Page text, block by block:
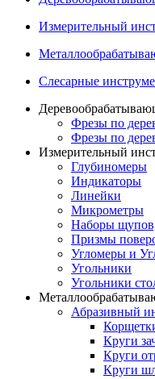
Измерительный
Слесарные
Фрезы по
Фрезы по
Измерительный
Глубиномеры
Индикаторы
Линейки
Микрометры
Наборы
Призмы
Угломеры и
Угольники
Угольники
Абразивный
Круги
Круги
Круги